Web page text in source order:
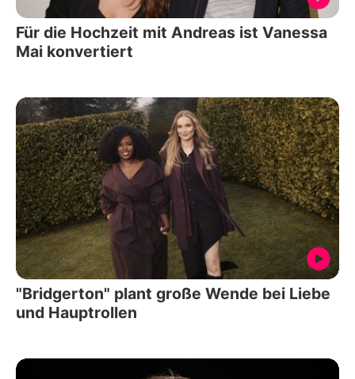
Für die Hochzeit mit Andreas ist Vanessa
Mai konvertiert
"Bridgerton" plant große Wende bei Liebe
und Hauptrollen